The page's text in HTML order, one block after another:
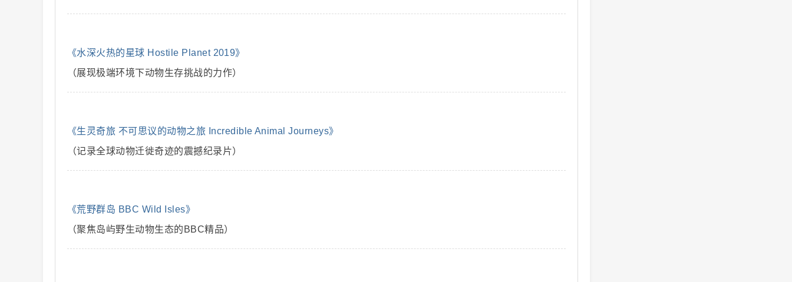
解
《水深火热的星球 Hostile Planet 2019》
（展现极端环境下动物生存挑战的力作）
《生灵奇旅 不可思议的动物之旅 Incredible Animal Journeys》
（记录全球动物迁徙奇迹的震撼纪录片）
《荒野群岛 BBC Wild Isles》
（聚焦岛屿野生动物生态的BBC精品）